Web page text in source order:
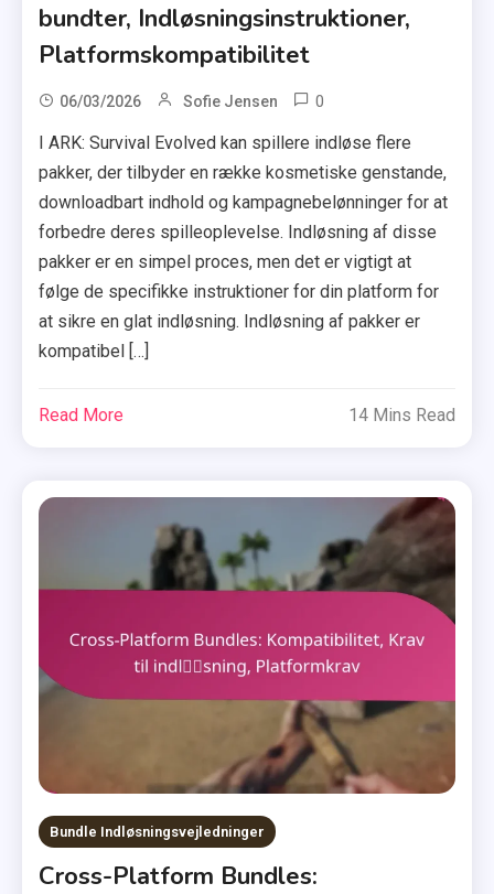
bundter, Indløsningsinstruktioner,
Platformskompatibilitet
06/03/2026 Sofie Jensen 0
I ARK: Survival Evolved kan spillere indløse flere
pakker, der tilbyder en række kosmetiske genstande,
downloadbart indhold og kampagnebelønninger for at
forbedre deres spilleoplevelse. Indløsning af disse
pakker er en simpel proces, men det er vigtigt at
følge de specifikke instruktioner for din platform for
at sikre en glat indløsning. Indløsning af pakker er
kompatibel […]
Read More 14 Mins Read
Bundle Indløsningsvejledninger
Cross-Platform Bundles: